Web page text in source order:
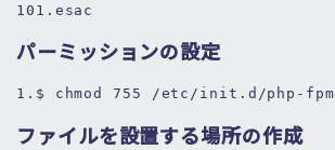
101. esac
パーミッションの設定
1. $ chmod 755 /etc/init.d/php-fpm
ファイルを設置する場所の作成